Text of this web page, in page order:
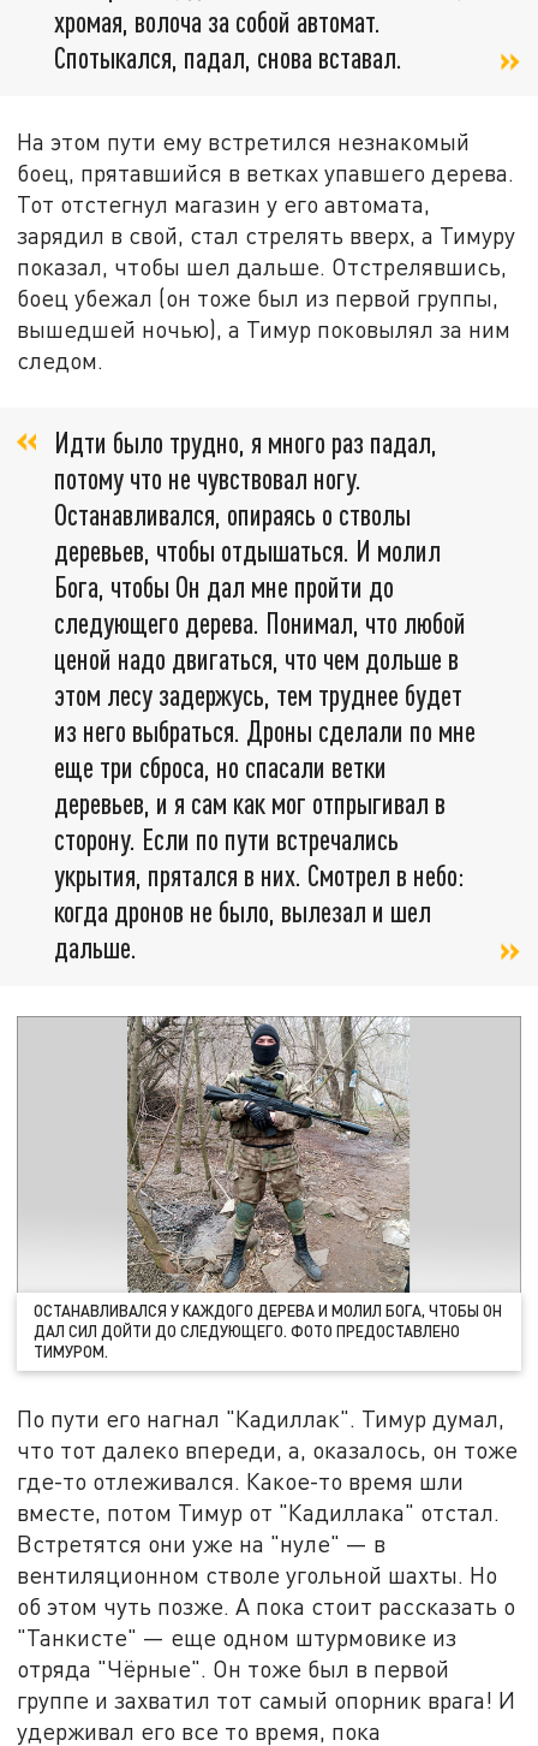
хромая, волоча за собой автомат.
Спотыкался, падал, снова вставал.
На этом пути ему встретился незнакомый
боец, прятавшийся в ветках упавшего дерева.
Тот отстегнул магазин у его автомата,
зарядил в свой, стал стрелять вверх, а Тимуру
показал, чтобы шел дальше. Отстрелявшись,
боец убежал (он тоже был из первой группы,
вышедшей ночью), а Тимур поковылял за ним
следом.
Идти было трудно, я много раз падал,
потому что не чувствовал ногу.
Останавливался, опираясь о стволы
деревьев, чтобы отдышаться. И молил
Бога, чтобы Он дал мне пройти до
следующего дерева. Понимал, что любой
ценой надо двигаться, что чем дольше в
этом лесу задержусь, тем труднее будет
из него выбраться. Дроны сделали по мне
еще три сброса, но спасали ветки
деревьев, и я сам как мог отпрыгивал в
сторону. Если по пути встречались
укрытия, прятался в них. Смотрел в небо:
когда дронов не было, вылезал и шел
дальше.
ОСТАНАВЛИВАЛСЯ У КАЖДОГО ДЕРЕВА И МОЛИЛ БОГА, ЧТОБЫ ОН
ДАЛ СИЛ ДОЙТИ ДО СЛЕДУЮЩЕГО. ФОТО ПРЕДОСТАВЛЕНО
ТИМУРОМ.
По пути его нагнал "Кадиллак". Тимур думал,
что тот далеко впереди, а, оказалось, он тоже
где-то отлеживался. Какое-то время шли
вместе, потом Тимур от "Кадиллака" отстал.
Встретятся они уже на "нуле" — в
вентиляционном стволе угольной шахты. Но
об этом чуть позже. А пока стоит рассказать о
"Танкисте" — еще одном штурмовике из
отряда "Чёрные". Он тоже был в первой
группе и захватил тот самый опорник врага! И
удерживал его все то время, пока